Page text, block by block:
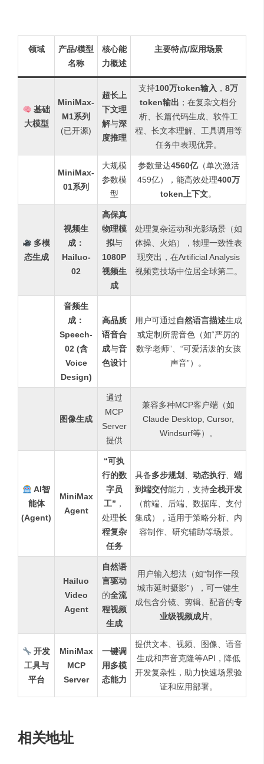
领域
产品/模型
名称
核心能
力概述
主要特点/应用场景
基础
大模型
MiniMax-
M1系列
(已开源)
超长上
下文理
解与深
度推理
支持100万token输入 ， 8万
token输出 ；在复杂文档分
析、长篇代码生成、软件工
程、长文本理解、工具调用等
任务中表现优异。
MiniMax-
01系列
大规模
参数模
型
参数量达4560亿（单次激活
459亿），能高效处理400万
token上下文。
多模
态生成
视频生
成：
Hailuo-
02
高保真
物理模
拟与
1080P
视频生
成
处理复杂运动和光影场景（如
体操、火焰），物理一致性表
现突出，在Artificial Analysis
视频竞技场中位居全球第二。
音频生
成：
Speech-
02 (含
Voice
Design)
高品质
语音合
成与音
色设计
用户可通过自然语言描述生成
或定制所需音色（如“严厉的
数学老师”、“可爱活泼的女孩
声音”）。
图像生成
通过
MCP
Server
提供
兼容多种MCP客户端（如
Claude Desktop, Cursor,
Windsurf等）。
AI智
能体
(Agent)
MiniMax
Agent
“可执
行的数
字员
工” ，
处理长
程复杂
任务
具备多步规划 、 动态执行、 端
到端交付能力，支持全栈开发
（前端、后端、数据库、支付
集成），适用于策略分析、内
容制作、研究辅助等场景。
Hailuo
Video
Agent
自然语
言驱动
的全流
程视频
生成
用户输入想法（如“制作一段
城市延时摄影”），可一键生
成包含分镜、剪辑、配音的专
业级视频成片。
开发
工具与
平台
MiniMax
MCP
Server
一键调
用多模
态能力
提供文本、视频、图像、语音
生成和声音克隆等API，降低
开发复杂性，助力快速场景验
证和应用部署。
相关地址